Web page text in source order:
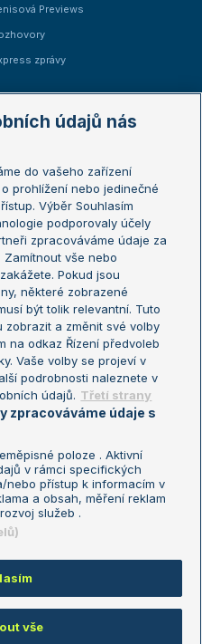
Previews
zprávy
Open
Open
Open
mistrů
mistryň
soukromí
o zpracování osobních
Využíváme zpravodajství ČTK.
údajů nás
do vašeho zařízení
prohlížení nebo jedinečné
Výběr Souhlasím
podporovaly účely
zpracováváme údaje za
Zamítnout vše nebo
Pokud jsou
některé zobrazené
být tolik relevantní. Tuto
zobrazit a změnit své volby
na odkaz Řízení předvoleb
Vaše volby se projeví v
podrobnosti naleznete v
údajů. Třetí strany
zpracováváme údaje s
poloze . Aktivní
v rámci specifických
nebo přístup k informacím v
a obsah, měření reklam
služeb .
vše